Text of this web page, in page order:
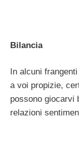
Bilancia
In alcuni
a voi propizie,
possono giocarvi
relazioni